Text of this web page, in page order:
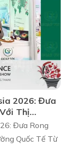
2026: Đưa
Thị
Đưa Rong
Quốc Tế Từ